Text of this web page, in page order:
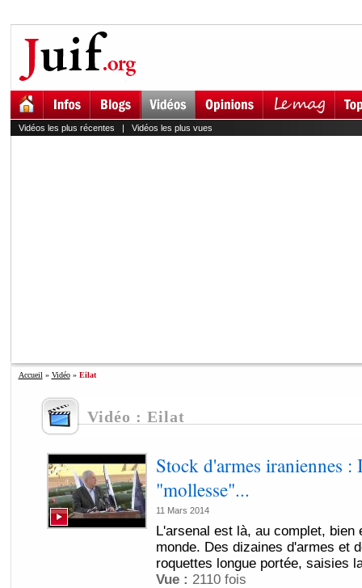
Vidéos les plus récentes | Vidéos les plus vues
Accueil » Vidéo» Eilat
Vidéo : Eilat
Stock d'armes iraniennes :
"mollesse"...
11 Mars 2014
L'arsenal est là, au complet, bien
monde. Des dizaines d'armes et
roquettes longue portée, saisies
Vue : 2110 fois